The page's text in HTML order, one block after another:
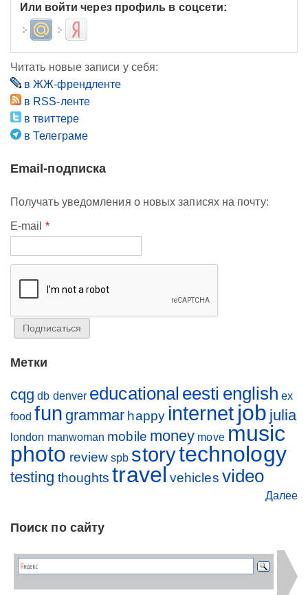
Или войти через профиль в соцсети:
Login with Mail.ruLogin with Яндекс
Читать новые записи у себя:
в ЖЖ-френдленте
в RSS-ленте
в твиттере
в Телеграме
Email-подписка
Получать уведомления о новых записях на почту:
E-mail *
Метки
cqg db denver educational eesti english ex
food fun grammar happy internet job julia
london manwoman mobile money move music
photo review spb storytechnology
testing thoughts travel vehicles video
Далее
Поиск по сайту